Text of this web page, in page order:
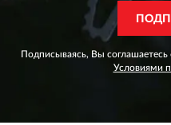
Подписываясь, Вы соглашаетесь
Условиями